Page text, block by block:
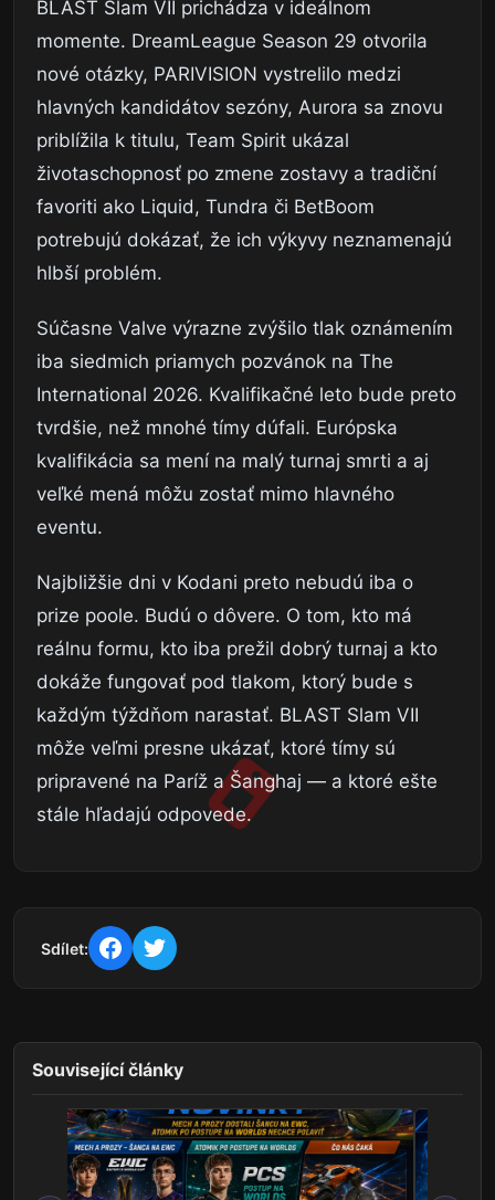
BLAST Slam VII prichádza v ideálnom
momente. DreamLeague Season 29 otvorila
nové otázky, PARIVISION vystrelilo medzi
hlavných kandidátov sezóny, Aurora sa znovu
priblížila k titulu, Team Spirit ukázal
životaschopnosť po zmene zostavy a tradiční
favoriti ako Liquid, Tundra či BetBoom
potrebujú dokázať, že ich výkyvy neznamenajú
hlbší problém.
Súčasne Valve výrazne zvýšilo tlak oznámením
iba siedmich priamych pozvánok na The
International 2026. Kvalifikačné leto bude preto
tvrdšie, než mnohé tímy dúfali. Európska
kvalifikácia sa mení na malý turnaj smrti a aj
veľké mená môžu zostať mimo hlavného
eventu.
Najbližšie dni v Kodani preto nebudú iba o
prize poole. Budú o dôvere. O tom, kto má
reálnu formu, kto iba prežil dobrý turnaj a kto
dokáže fungovať pod tlakom, ktorý bude s
každým týždňom narastať. BLAST Slam VII
môže veľmi presne ukázať, ktoré tímy sú
pripravené na Paríž a Šanghaj — a ktoré ešte
stále hľadajú odpovede.
Sdílet:
Související články